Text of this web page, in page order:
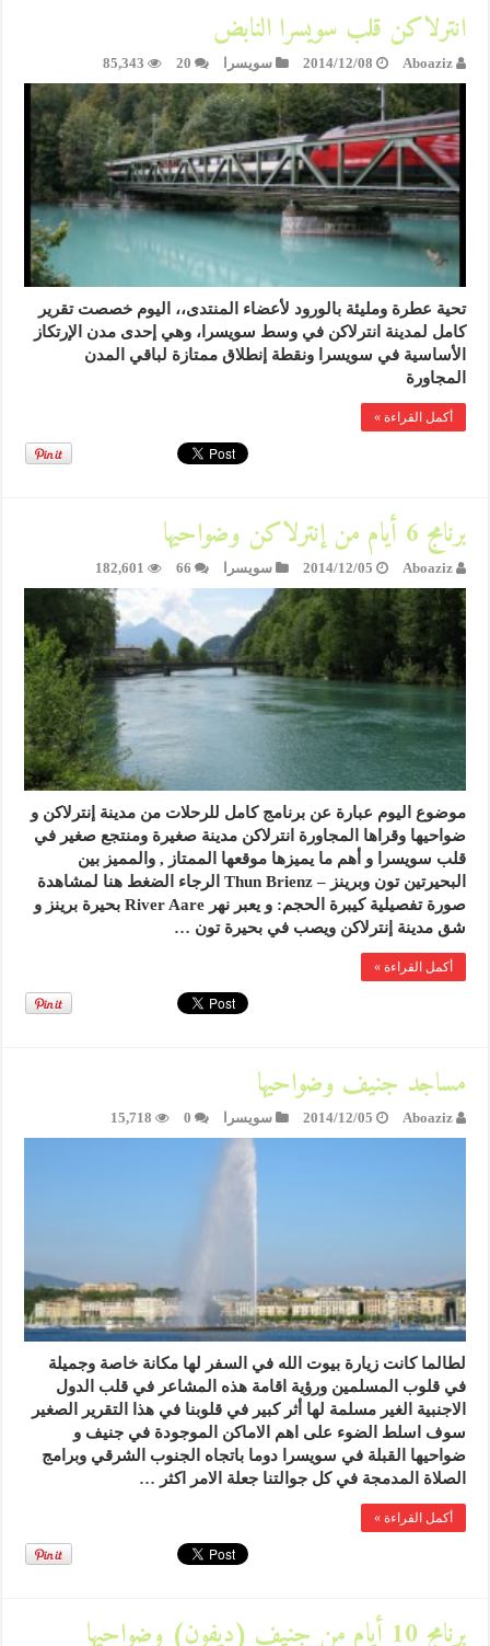
انترلاكن قلب سويسرا النابض
Aboaziz
2014/12/08 سويسرا 20
85,343
تحية عطرة ومليئة بالورود لأعضاء المنتدى،، اليوم خصصت تقرير
كامل لمدينة انترلاكن في وسط سويسرا، وهي إحدى مدن الإرتكاز
الأساسية في سويسرا ونقطة إنطلاق ممتازة لباقي المدن
المجاورة
أكمل القراءة »
برنامج 6 أيام من إنترلاكن وضواحيها
Aboaziz
2014/12/05 سويسرا 66
182,601
موضوع اليوم عبارة عن برنامج كامل للرحلات من مدينة إنترلاكن و
ضواحيها وقراها المجاورة انترلاكن مدينة صغيرة ومنتجع صغير في
قلب سويسرا و أهم ما يميزها موقعها الممتاز , والمميز بين
البحيرتين تون وبرينز – Thun Brienz الرجاء الضغط هنا لمشاهدة
صورة تفصيلية كيبرة الحجم: و يعبر نهر River Aare بحيرة برينز و
شق مدينة إنترلاكن ويصب في بحيرة تون …
أكمل القراءة »
مساجد جنيف وضواحيها
Aboaziz
2014/12/05 سويسرا 0
15,718
لطالما كانت زيارة بيوت الله في السفر لها مكانة خاصة وجميلة
في قلوب المسلمين ورؤية اقامة هذه المشاعر في قلب الدول
الاجنبية الغير مسلمة لها أثر كبير في قلوبنا في هذا التقرير الصغير
سوف اسلط الضوء على اهم الاماكن الموجودة في جنيف و
ضواحيها القبلة في سويسرا دوما باتجاه الجنوب الشرقي وبرامج
الصلاة المدمجة في كل جوالتنا جعلة الامر اكثر …
أكمل القراءة »
برنامج 10 أيام من جنيف (ديفون) وضواحيها